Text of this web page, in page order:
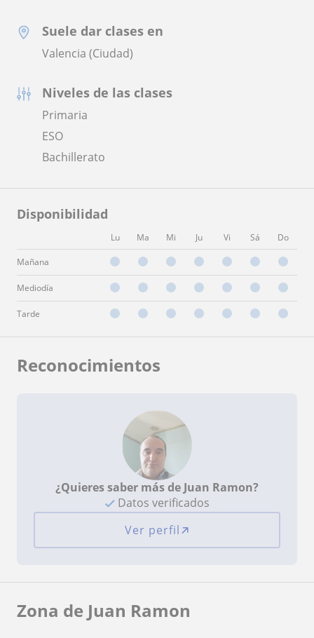
Suele dar clases en
Valencia (Ciudad)
Niveles de las clases
Primaria
ESO
Bachillerato
Disponibilidad
Lu Ma Mi Ju Vi Sá Do
Mañana
Mediodía
Tarde
Reconocimientos
¿Quieres saber más de Juan Ramon?
Datos verificados
Ver perfil
Zona de Juan Ramon